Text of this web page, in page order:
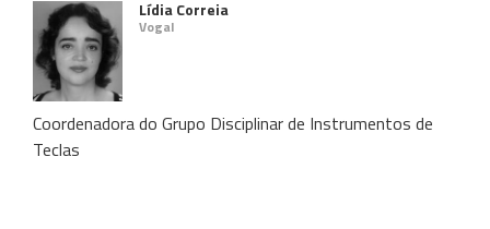
Lídia Correia
Vogal
Coordenadora do Grupo Disciplinar de Instrumentos de
Teclas